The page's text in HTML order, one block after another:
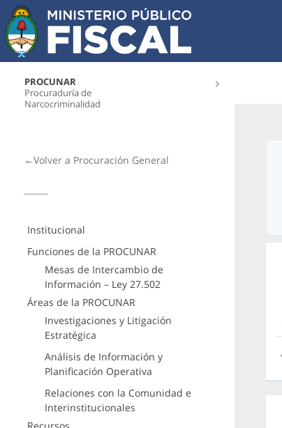
PROCUNAR
Procuraduría de
Narcocriminalidad
←Volver a Procuración General
Institucional
Funciones de la PROCUNAR
Mesas de Intercambio de
Información – Ley 27.502
Áreas de la PROCUNAR
Investigaciones y Litigación
Estratégica
Análisis de Información y
Planificación Operativa
Relaciones con la Comunidad e
Interinstitucionales